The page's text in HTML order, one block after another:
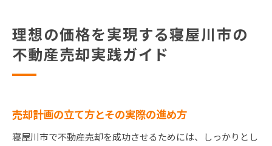
理想の価格を実現する寝屋川市の
不動産売却実践ガイド
売却計画の立て方とその実際の進め方
寝屋川市で不動産売却を成功させるためには、しっかりとし